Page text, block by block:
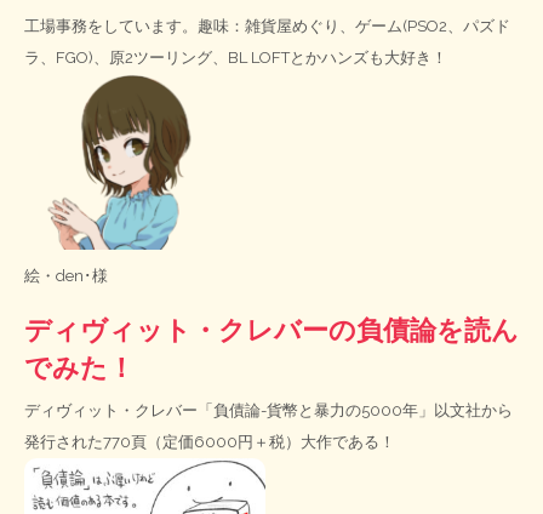
工場事務をしています。趣味：雑貨屋めぐり、ゲーム(PSO2、パズド
ラ、FGO)、原2ツーリング、BL LOFTとかハンズも大好き！
絵・ den･様
ディヴィット・クレバーの負債論を読ん
でみた！
ディヴィット・クレバー「負債論-貨幣と暴力の5000年」以文社から
発行された770頁（定価6000円＋税）大作である！